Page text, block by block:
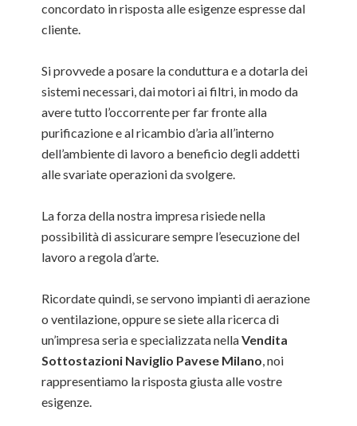
concordato in risposta alle esigenze espresse dal
cliente.
Si provvede a posare la conduttura e a dotarla dei
sistemi necessari, dai motori ai filtri, in modo da
avere tutto l’occorrente per far fronte alla
purificazione e al ricambio d’aria all’interno
dell’ambiente di lavoro a beneficio degli addetti
alle svariate operazioni da svolgere.
La forza della nostra impresa risiede nella
possibilità di assicurare sempre l’esecuzione del
lavoro a regola d’arte.
Ricordate quindi, se servono impianti di aerazione
o ventilazione, oppure se siete alla ricerca di
un’impresa seria e specializzata nellaVendita
Sottostazioni Naviglio Pavese Milano, noi
rappresentiamo la risposta giusta alle vostre
esigenze.